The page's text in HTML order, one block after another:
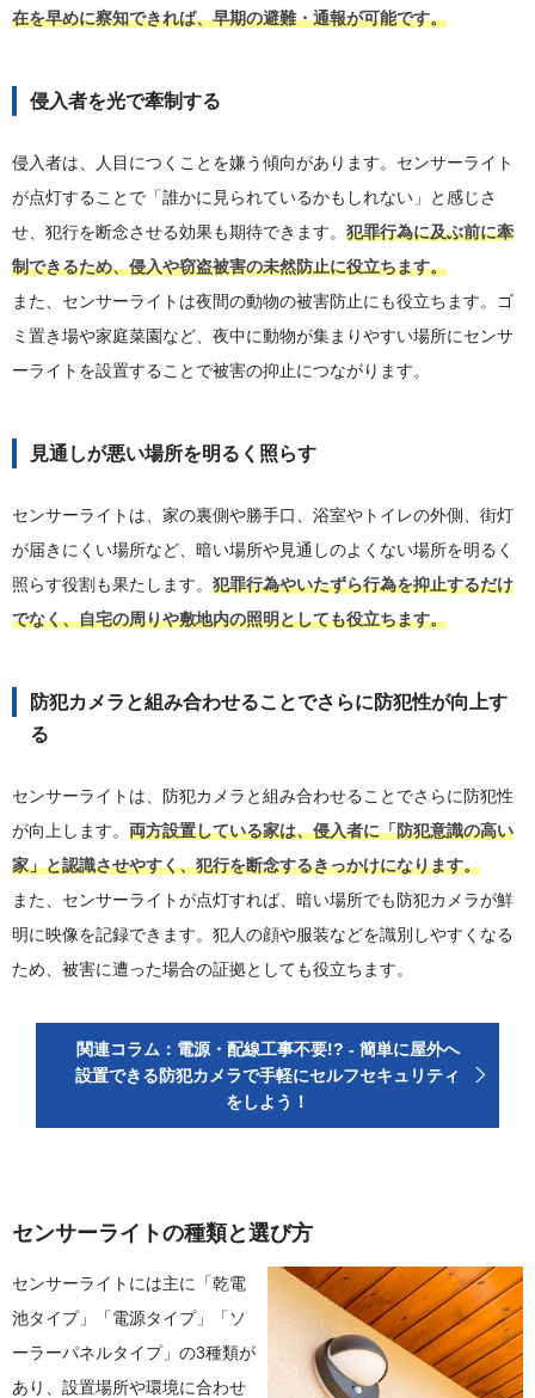
在を早めに察知できれば、早期の避難・通報が可能です。
侵入者を光で牽制する
侵入者は、人目につくことを嫌う傾向があります。センサーライト
が点灯することで「誰かに見られているかもしれない」と感じさ
せ、犯行を断念させる効果も期待できます。 犯罪行為に及ぶ前に牽
制できるため、侵入や窃盗被害の未然防止に役立ちます。
また、センサーライトは夜間の動物の被害防止にも役立ちます。ゴ
ミ置き場や家庭菜園など、夜中に動物が集まりやすい場所にセンサ
ーライトを設置することで被害の抑止につながります。
見通しが悪い場所を明るく照らす
センサーライトは、家の裏側や勝手口、浴室やトイレの外側、街灯
が届きにくい場所など、暗い場所や見通しのよくない場所を明るく
照らす役割も果たします。 犯罪行為やいたずら行為を抑止するだけ
でなく、自宅の周りや敷地内の照明としても役立ちます。
防犯カメラと組み合わせることでさらに防犯性が向上す
る
センサーライトは、防犯カメラと組み合わせることでさらに防犯性
が向上します。 両方設置している家は、侵入者に「防犯意識の高い
家」と認識させやすく、犯行を断念するきっかけになります。
また、センサーライトが点灯すれば、暗い場所でも防犯カメラが鮮
明に映像を記録できます。犯人の顔や服装などを識別しやすくなる
ため、被害に遭った場合の証拠としても役立ちます。
関連コラム：電源・配線工事不要!? - 簡単に屋外へ
設置できる防犯カメラで手軽にセルフセキュリティ
をしよう！
センサーライトの種類と選び方
センサーライトには主に「乾電
池タイプ」「電源タイプ」「ソ
ーラーパネルタイプ」の3種類が
あり、設置場所や環境に合わせ